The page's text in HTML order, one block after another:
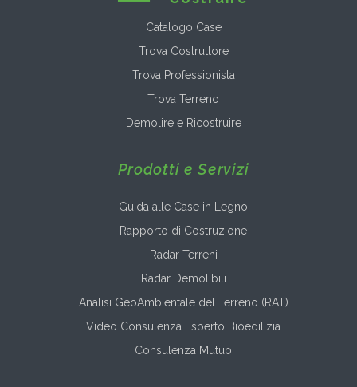
Catalogo Case
Trova Costruttore
Trova Professionista
Trova Terreno
Demolire e Ricostruire
Prodotti e Servizi
Guida alle Case in Legno
Rapporto di Costruzione
Radar Terreni
Radar Demolibili
Analisi GeoAmbientale del Terreno (RAT)
Video Consulenza Esperto Bioedilizia
Consulenza Mutuo